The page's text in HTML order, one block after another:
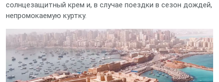
солнцезащитный крем и, в случае поездки в сезон дождей,
непромокаемую куртку.